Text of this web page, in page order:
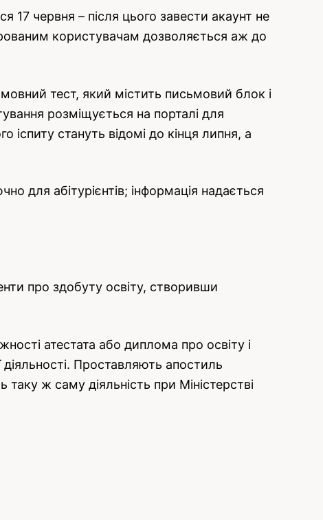
17 червня – після цього завести акаунт не
користувачам дозволяється аж до
тест, який містить письмовий блок і
розміщується на порталі для
іспиту стануть відомі до кінця липня, а
для абітурієнтів; інформація надається
про здобуту освіту, створивши
атестата або диплома про освіту і
Проставляють апостиль
ж саму діяльність при Міністерстві